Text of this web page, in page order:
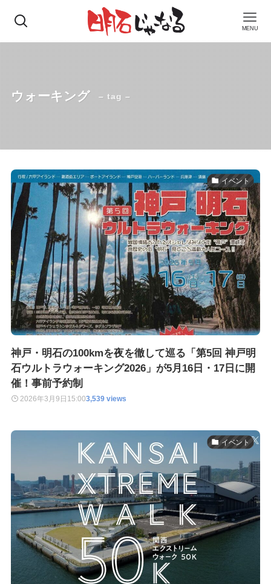
MENU
ウォーキング – tag –
イベント
神戸・明石の100kmを夜を徹して巡る「第5回 神戸明
石ウルトラウォーキング2026」が5月16日・17日に開
催！事前予約制
2026年3月9日 15:003,539 views
イベント